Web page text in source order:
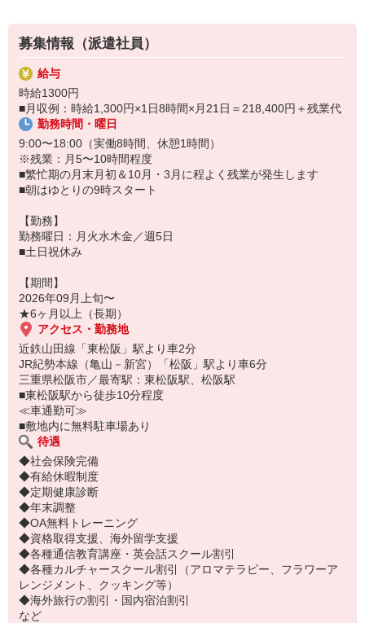
募集情報（派遣社員）
給与
時給1300円
■月収例：時給1,300円×1日8時間×月21日＝218,400円＋残業代
勤務時間・曜日
9:00〜18:00（実働8時間、休憩1時間）
※残業：月5〜10時間程度
■繁忙期の月末月初＆10月・3月に程よく残業が発生します
■朝はゆとりの9時スタート
【勤務】
勤務曜日：月火水木金／週5日
■土日祝休み
【期間】
2026年09月上旬〜
★6ヶ月以上（長期）
アクセス・勤務地
近鉄山田線「東松阪」駅より車2分
JR紀勢本線（亀山－新宮）「松阪」駅より車6分
三重県松阪市／最寄駅：東松阪駅、松阪駅
■東松阪駅から徒歩10分程度
≪車通勤可≫
■敷地内に無料駐車場あり
待遇
◆社会保険完備
◆有給休暇制度
◆定期健康診断
◆年末調整
◆OA無料トレーニング
◆資格取得支援、海外留学支援
◆各種通信教育講座・英会話スクール割引
◆各種カルチャースクール割引（アロマテラピー、フラワーア
レンジメント、クッキング等）
◆海外旅行の割引・国内宿泊割引
など